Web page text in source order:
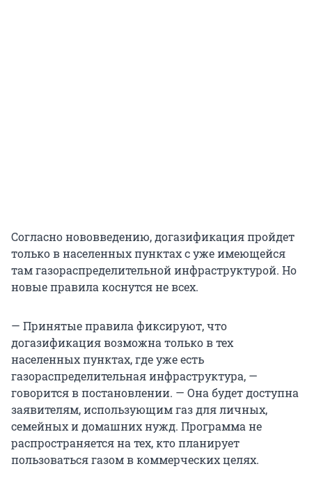
Согласно нововведению, догазификация пройдет
только в населенных пунктах с уже имеющейся
там газораспределительной инфраструктурой. Но
новые правила коснутся не всех.
— Принятые правила фиксируют, что
догазификация возможна только в тех
населенных пунктах, где уже есть
газораспределительная инфраструктура, —
говорится в постановлении. — Она будет доступна
заявителям, использующим газ для личных,
семейных и домашних нужд. Программа не
распространяется на тех, кто планирует
пользоваться газом в коммерческих целях.